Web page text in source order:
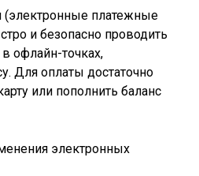
платежные
и безопасно проводить
в офлайн-точках,
Для оплаты достаточно
или пополнить баланс
электронных